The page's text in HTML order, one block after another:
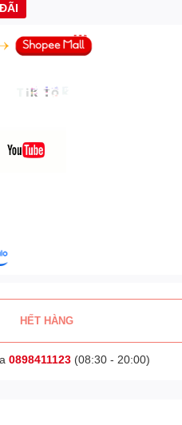
HẾT HÀNG
0898411123(08:30 - 20:00)